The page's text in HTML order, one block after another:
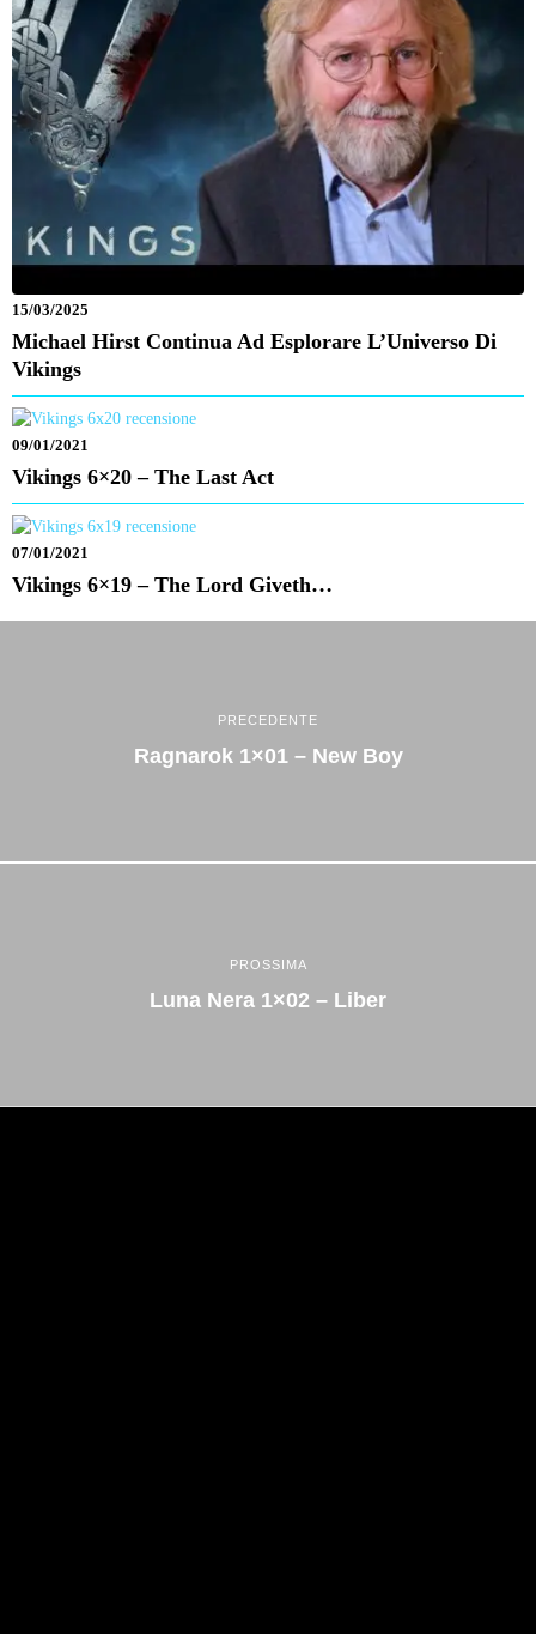
15/03/2025
Michael Hirst Continua Ad Esplorare L’Universo Di
Vikings
09/01/2021
Vikings 6×20 – The Last Act
07/01/2021
Vikings 6×19 – The Lord Giveth…
PRECEDENTE
Ragnarok 1×01 – New Boy
PROSSIMA
Luna Nera 1×02 – Liber